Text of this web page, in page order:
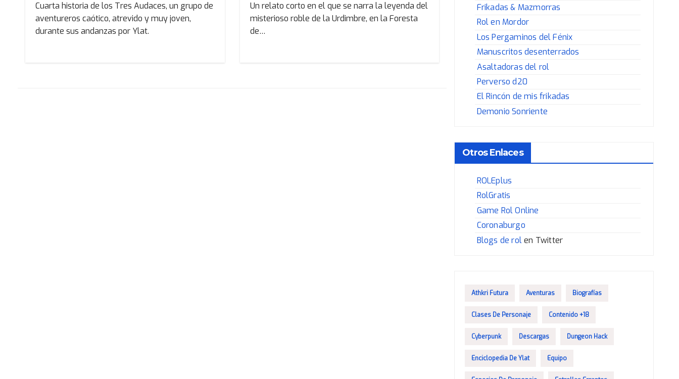
Cuarta historia de los Tres Audaces, un grupo de
aventureros caótico, atrevido y muy joven,
durante sus andanzas por Ylat.
Un relato corto en el que se narra la leyenda del
misterioso roble de la Urdimbre, en la Foresta
de…
Frikadas & Mazmorras
Rol en Mordor
Los Pergaminos del Fénix
Manuscritos desenterrados
Asaltadoras del rol
Perverso d20
El Rincón de mis frikadas
Demonio Sonriente
Otros Enlaces
ROLEplus
RolGratis
Game Rol Online
Coronaburgo
Blogs de rolen Twitter
Athkri Futura Aventuras Biografías
Clases De Personaje Contenido +18
Cyberpunk Descargas Dungeon Hack
Enciclopedia De Ylat Equipo